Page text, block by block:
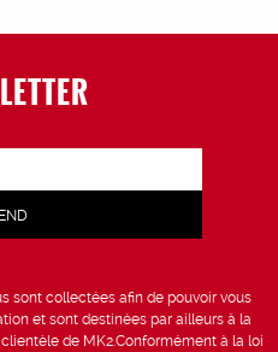
sont collectées afin de pouvoir vous
et sont destinées par ailleurs à la
de MK2.Conformément à la loi